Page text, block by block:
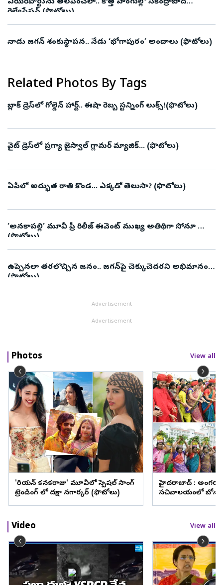
ఎయిర్‌పోర్టును తలపించేలా.. కొత్త హంగుల్లో సికింద్రాబాద్
రైల్వేస్టేషన్ (ఫొటోలు)
నాడు జగన్‌ శంకుస్థాపన.. నేడు ‘భోగాపురం’ అందాలు (ఫొటోలు)
Related Photos By Tags
బ్లాక్ డ్రెస్‌లో గోల్డెన్ హార్ట్.. ఈషా రెబ్బ స్టన్నింగ్ లుక్స్!(ఫొటోలు)
వైట్ డ్రెస్‌లో ప్రగ్యా జైస్వాల్ గ్లామర్ మ్యాజిక్... (ఫొటోలు)
ఏపీలో అద్భుత రాతి కొండ... ఎక్కడో తెలుసా? (ఫొటోలు)
‘అనకాపల్లి’ మూవీ ప్రీ రిలీజ్ ఈవెంట్ ముఖ్య అతిథిగా సోనూ సూద్
(ఫొటోలు)
ఉప్పెనలా తరలొచ్చిన జనం.. జగన్‌పై చెక్కుచెదరని అభిమానం
(ఫొటోలు)
Advertisement
Advertisement
Photos View all
'కొరియన్‌ కనకరాజు' మూవీలో స్పెషల్ సాంగ్
ట్రెండింగ్ లో దక్షా నగార్కర్ (ఫొటోలు)
హైదరాబాద్ :
సచివాలయంలో బోనాల
Video View all